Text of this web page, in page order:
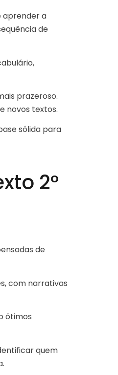
aprender a
de
prazeroso.
novos textos.
sólida para
2º
de
com narrativas
ótimos
quem